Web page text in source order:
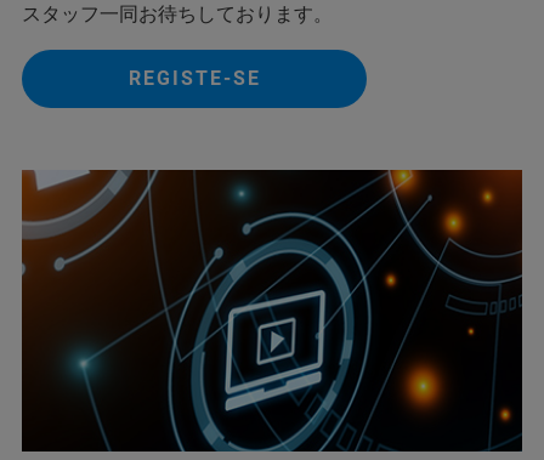
スタッフ一同お待ちしております。
REGISTE-SE